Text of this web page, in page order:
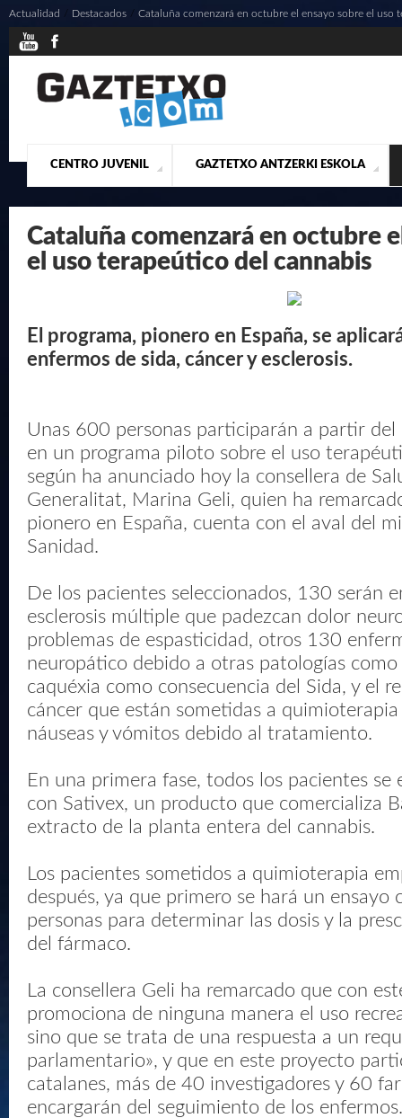
CENTRO JUVENIL
¿QUIENES SOMOS? ACTUALIDAD CONTACTO
GAZTETXO ANTZERKI ESKOLA
PRESENTACIÓN MUSICALES
Actualidad Destacados Cataluña comenzará en octubre el ensayo sobre el uso
Cataluña comenzará en octubre
el uso terapeútico del cannabis
El programa, pionero en España, se
enfermos de sida, cáncer y esclerosis.
Unas 600 personas participarán a partir
en un programa piloto sobre el uso
según ha anunciado hoy la consellera de
Generalitat, Marina Geli, quien ha
pionero en España, cuenta con el aval del
Sanidad.
De los pacientes seleccionados, 130 serán
esclerosis múltiple que padezcan dolor
problemas de espasticidad, otros 130
neuropático debido a otras patologías como
caquéxia como consecuencia del Sida, y el
cáncer que están sometidas a
náuseas y vómitos debido al tratamiento.
En una primera fase, todos los pacientes
con Sativex, un producto que comercializa
extracto de la planta entera del cannabis.
Los pacientes sometidos a quimioterapia
después, ya que primero se hará un ensayo
personas para determinar las dosis y la
del fármaco.
La consellera Geli ha remarcado que con
promociona de ninguna manera el uso
sino que se trata de una respuesta a un
parlamentario», y que en este proyecto
catalanes, más de 40 investigadores y 60
encargarán del seguimiento de los enfermos.